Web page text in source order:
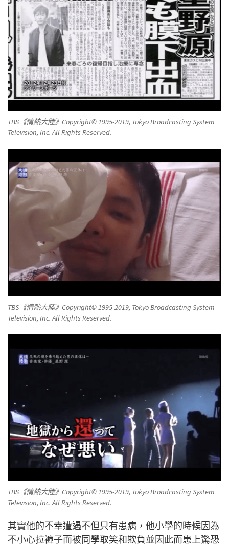
TBS《情熱大陸》Copyright© 1995-2019, Tokyo Broadcasting System
Television, Inc. All Rights Reserved.
TBS《情熱大陸》Copyright© 1995-2019, Tokyo Broadcasting System
Television, Inc. All Rights Reserved.
TBS《情熱大陸》Copyright© 1995-2019, Tokyo Broadcasting System
Television, Inc. All Rights Reserved.
其實他的不幸遭遇不但只有患病，他小學的時候因為
不小心拉褲子而被同學取笑和欺負並因此而患上驚恐